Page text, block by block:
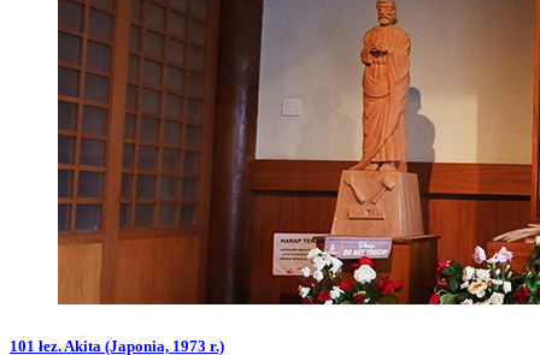
101 łez. Akita (Japonia, 1973 r.)